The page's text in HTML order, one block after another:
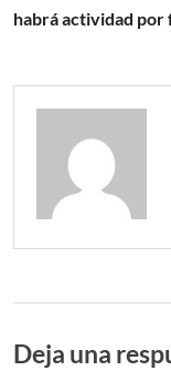
habrá actividad por
Deja una